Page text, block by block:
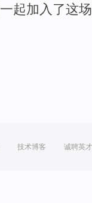
一起加入 了这场
技术博客 诚聘英才